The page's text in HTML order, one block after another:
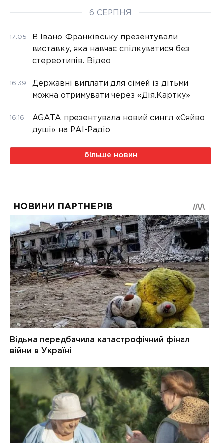
6 СЕРПНЯ
17:05
В Івано-Франківську презентували
виставку, яка навчає спілкуватися без
стереотипів. Відео
16:39
Державні виплати для сімей із дітьми
можна отримувати через «Дія.Картку»
16:16
AGATA презентувала новий сингл «Сяйво
душі» на РАІ-Радіо
більше новин